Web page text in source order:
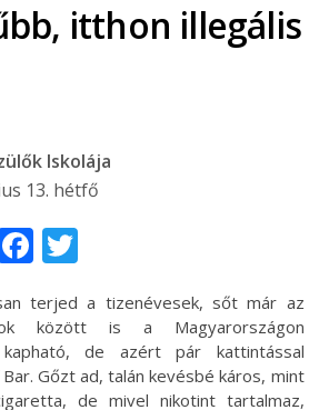
itthon illegális
Iskolája
13. hétfő
Facebook
terjed a tizenévesek, sőt már az
között is a Magyarországon
kapható, de azért pár kattintással
Gőzt ad, talán kevésbé káros, mint
de mivel nikotint tartalmaz,